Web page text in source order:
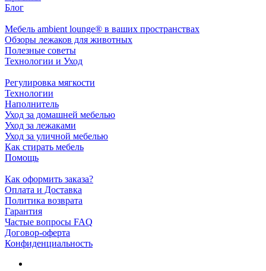
Блог
Мебель ambient lounge® в ваших пространствах
Обзоры лежаков для животных
Полезные советы
Технологии и Уход
Регулировка мягкости
Технологии
Наполнитель
Уход за домашней мебелью
Уход за лежаками
Уход за уличной мебелью
Как стирать мебель
Помощь
Как оформить заказа?
Оплата и Доставка
Политика возврата
Гарантия
Частые вопросы FAQ
Договор-оферта
Конфиденциальность